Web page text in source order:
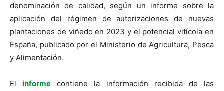
denominación de calidad, según un informe sobre la
aplicación del régimen de autorizaciones de nuevas
plantaciones de viñedo en 2023 y el potencial vitícola en
España, publicado por el Ministerio de Agricultura, Pesca
y Alimentación.
Elinforme contiene la información recibida de las